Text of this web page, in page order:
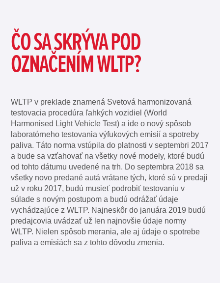
ČO SA SKRÝVA POD
OZNAČENÍM WLTP?
WLTP v preklade znamená Svetová harmonizovaná
testovacia procedúra ľahkých vozidiel (World
Harmonised Light Vehicle Test) a ide o nový spôsob
laboratórneho testovania výfukových emisií a spotreby
paliva. Táto norma vstúpila do platnosti v septembri 2017
a bude sa vzťahovať na všetky nové modely, ktoré budú
od tohto dátumu uvedené na trh. Do septembra 2018 sa
všetky novo predané autá vrátane tých, ktoré sú v predaji
už v roku 2017, budú musieť podrobiť testovaniu v
súlade s novým postupom a budú odrážať údaje
vychádzajúce z WLTP. Najneskôr do januára 2019 budú
predajcovia uvádzať už len najnovšie údaje normy
WLTP. Nielen spôsob merania, ale aj údaje o spotrebe
paliva a emisiách sa z tohto dôvodu zmenia.